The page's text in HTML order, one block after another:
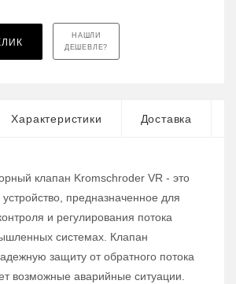
НАШЛИ
ДЕШЕВЛЕ?
Характеристики Доставка
клапан Kromschroder VR - это
предназначенное для
и регулирования потока
системах. Клапан
защиту от обратного потока
возможные аварийные ситуации.